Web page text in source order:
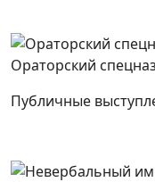
Ораторский
Публичные